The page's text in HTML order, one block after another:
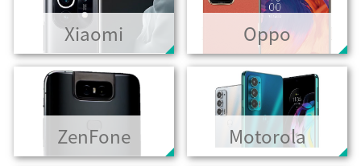
Xiaomi Oppo
ZenFone Motorola